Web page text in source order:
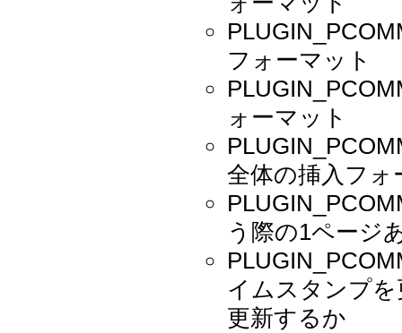
フォーマット
ォーマット
全体の挿入フォ
う際の1ページ
イムスタンプ
更新するか